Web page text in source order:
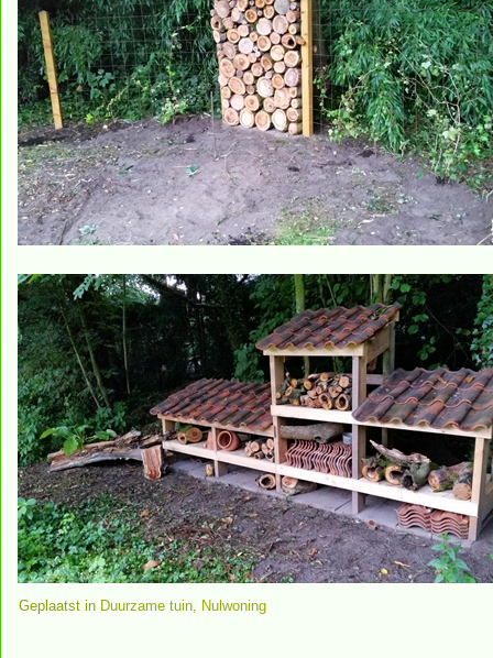
Geplaatst in Duurzame tuin, Nulwoning